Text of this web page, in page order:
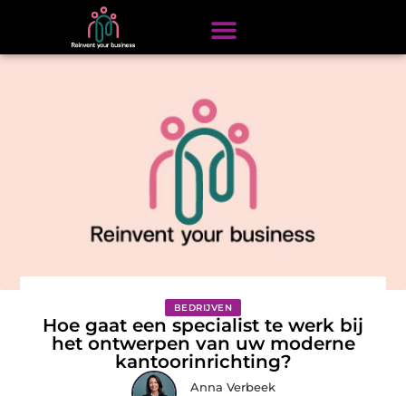
BEDRIJVEN
Hoe gaat een specialist te werk bij
het ontwerpen van uw moderne
kantoorinrichting?
Anna Verbeek